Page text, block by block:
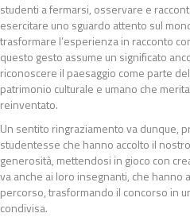
studenti a fermarsi, osservare e
esercitare uno sguardo attento sul
trasformare l’esperienza in racconto
questo gesto assume un significato
riconoscere il paesaggio come parte
patrimonio culturale e umano che
reinventato.
Un sentito ringraziamento va dunque,
studentesse che hanno accolto il
generosità, mettendosi in gioco con
va anche ai loro insegnanti, che hanno
percorso, trasformando il concorso in
condivisa.